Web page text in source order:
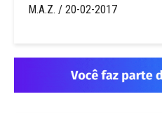
M.A.Z. / 20-02-2017